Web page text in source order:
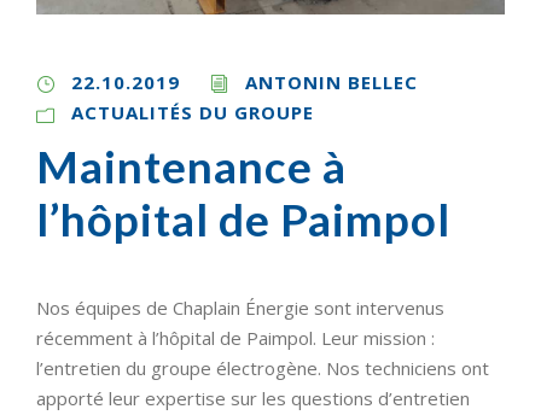
22.10.2019
ANTONIN BELLEC
ACTUALITÉS DU GROUPE
Maintenance à
l’hôpital de Paimpol
Nos équipes de Chaplain Énergie sont intervenus
récemment à l’hôpital de Paimpol. Leur mission :
l’entretien du groupe électrogène. Nos techniciens ont
apporté leur expertise sur les questions d’entretien